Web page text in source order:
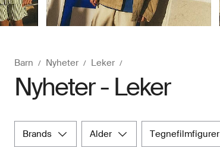
Barn Nyheter Leker
Nyheter - Leker
brands alder tegnefilmfigurer